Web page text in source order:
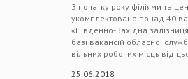
З початку року філіями та
укомплектовано понад 40
«Південно-Західна
базі вакансій обласної
вільних робочих місць від
25.06.2018